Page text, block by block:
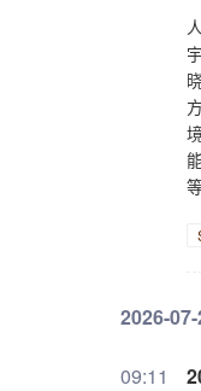
2026-
09:11